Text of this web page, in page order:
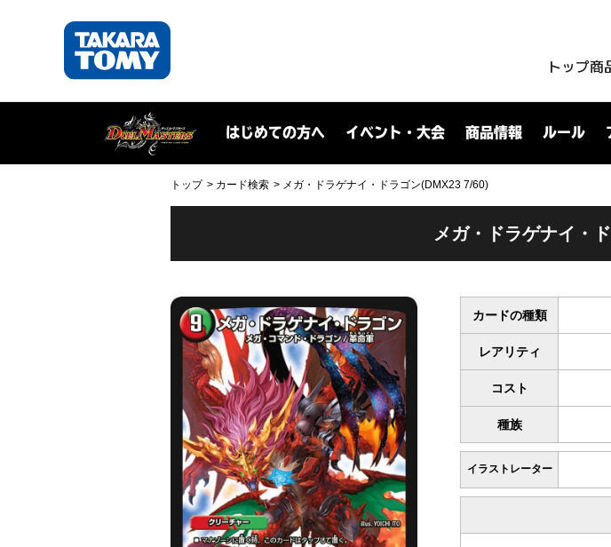
トップ商
はじめての方へ イベント・大会 商品情報 ルール
トップ カード検索 メガ・ドラゲナイ・ドラゴン(DMX23 7/60)
メガ・ドラゲナイ・
カードの種類
レアリティ
コスト
種族
イラストレーター